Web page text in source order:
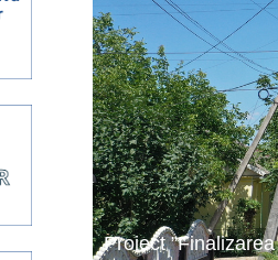
Proiect